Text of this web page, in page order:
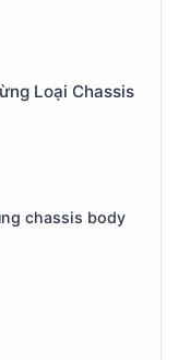
Loại Chassis
chassis body